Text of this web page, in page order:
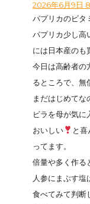
2026年6月9日
パプリカのビタ
パプリカ少し高
には日本産のも
今日は高齢者の
るところで、無
まだはじめて
ビラを母が気に
おいしい
と
ってます。
倍量や多く作る
人参にまぶす
食べてみて判断